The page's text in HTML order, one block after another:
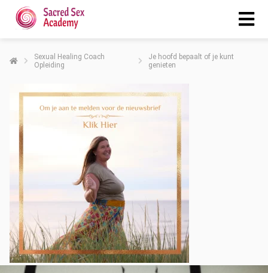
Sexual Healing Coach
Opleiding
Je hoofd bepaalt of je kunt
genieten